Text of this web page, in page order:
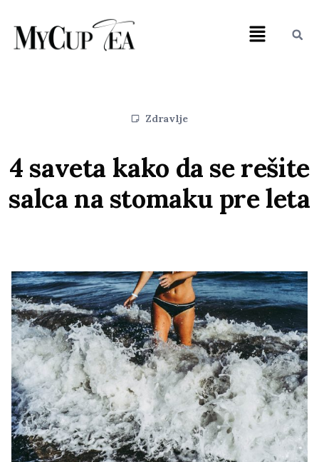
Zdravlje
4 saveta kako da se rešite
salca na stomaku pre leta